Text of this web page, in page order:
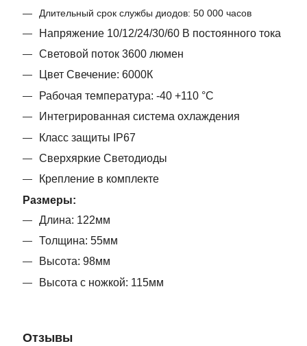
Длительный срок службы диодов: 50 000 часов
Напряжение 10/12/24/30/60 В постоянного тока
Световой поток 3600 люмен
Цвет Свечение: 6000К
Рабочая температура: -40 +110 °C
Интегрированная система охлаждения
Класс защиты IP67
Сверхяркие Светодиоды
Крепление в комплекте
Размеры:
Длина: 122мм
Толщина: 55мм
Высота: 98мм
Высота с ножкой: 115мм
Отзывы